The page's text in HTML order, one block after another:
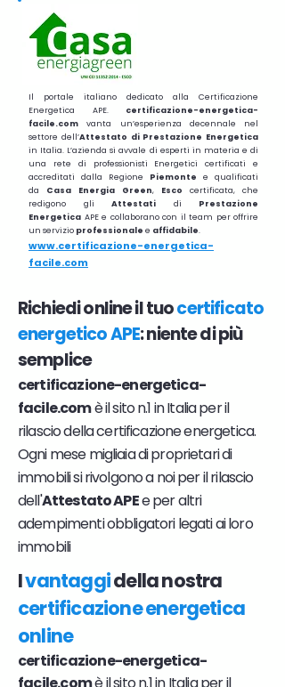
Il portale italiano dedicato alla Certificazione
Energetica APE. certificazione-energetica-
facile.com vanta un’esperienza decennale nel
settore dell’Attestato di Prestazione Energetica
in Italia. L’azienda si avvale di esperti in materia e di
una rete di professionisti Energetici certificati e
accreditati dalla Regione Piemonte e qualificati
da Casa Energia Green, Esco certificata, che
redigono gli Attestati di Prestazione
Energetica APE e collaborano con il team per offrire
un servizio professionale e affidabile.
www.certificazione-energetica-
facile.com
Richiedi online il tuocertificato
energetico APE: niente di più
semplice
certificazione-energetica-
facile.comè il sito n.1 in Italia per il
rilascio della certificazione energetica.
Ogni mese migliaia di proprietari di
immobili si rivolgono a noi per il rilascio
dell'Attestato APEe per altri
adempimenti obbligatori legati ai loro
immobili
Ivantaggidella nostra
certificazione energetica
online
certificazione-energetica-